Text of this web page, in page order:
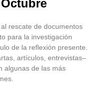
rescate de documentos
para la investigación
de la reflexión presente.
artículos, entrevistas–
algunas de las más